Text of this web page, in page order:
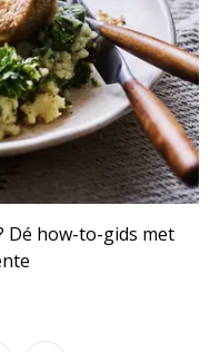
Dé how-to-gids met